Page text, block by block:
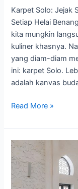
Karpet Solo: Jejak
Setiap Helai
kita mungkin
kuliner khasnya.
yang diam-diam
ini: karpet Solo.
adalah kanvas
Read More »
Mengenal
Jenis
jenis
Karpet